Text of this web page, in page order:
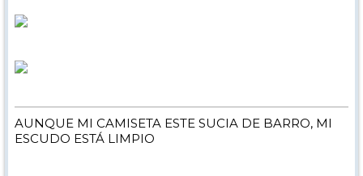
AUNQUE MI CAMISETA ESTE SUCIA DE BARRO, MI
ESCUDO ESTÁ LIMPIO